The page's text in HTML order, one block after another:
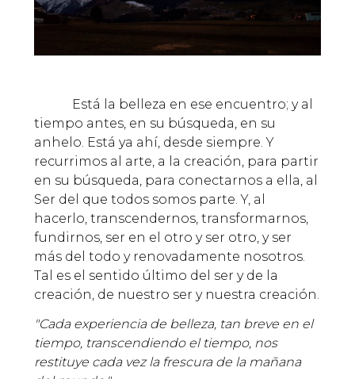
Está la belleza en ese encuentro; y al
tiempo antes, en su búsqueda, en su
anhelo. Está ya ahí, desde siempre. Y
recurrimos al arte, a la creación, para partir
en su búsqueda, para conectarnos a ella, al
Ser del que todos somos parte. Y, al
hacerlo, transcendernos, transformarnos,
fundirnos, ser en el otro y ser otro, y ser
más del todo y renovadamente nosotros.
Tal es el sentido último del ser y de la
creación, de nuestro ser y nuestra creación.
"Cada experiencia de belleza, tan breve en el
tiempo, transcendiendo el tiempo, nos
restituye cada vez la frescura de la mañana